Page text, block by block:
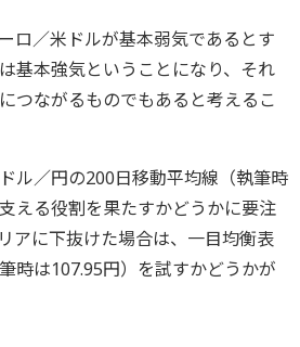
ロ／米ドルが基本弱気であるとす
基本強気ということになり、それ
つながるものでもあると考えるこ
ル／円の200日移動平均線（執筆時
える役割を果たすかどうかに要注
アに下抜けた場合は、一目均衡表
時は107.95円）を試すかどうかが